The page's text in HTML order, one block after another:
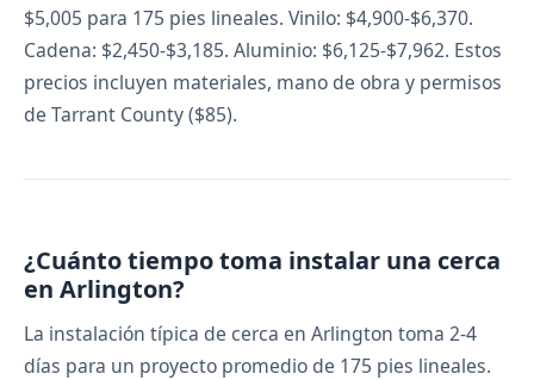
$5,005 para 175 pies lineales. Vinilo: $4,900-$6,370.
Cadena: $2,450-$3,185. Aluminio: $6,125-$7,962. Estos
precios incluyen materiales, mano de obra y permisos
de Tarrant County ($85).
¿Cuánto tiempo toma instalar una cerca
en Arlington?
La instalación típica de cerca en Arlington toma 2-4
días para un proyecto promedio de 175 pies lineales.